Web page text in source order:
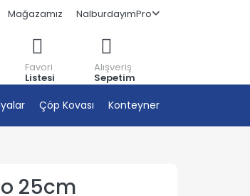
Mağazamız NalburdayımPro
Favori
Listesi
Alışveriş
Sepetim
Çöp Kovası Konteyner
25cm